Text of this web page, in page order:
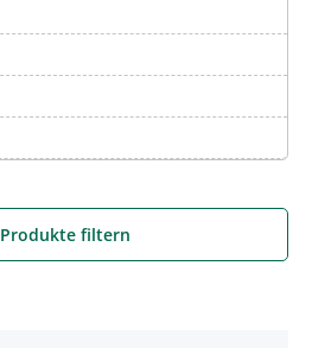
Produkte filtern